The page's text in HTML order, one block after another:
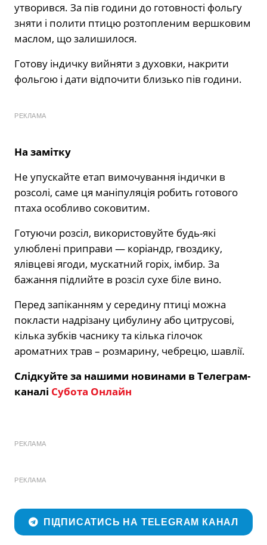
утворився. За пів години до готовності фольгу
зняти і полити птицю розтопленим вершковим
маслом, що залишилося.
Готову індичку вийняти з духовки, накрити
фольгою і дати відпочити близько пів години.
РЕКЛАМА
На замітку
Не упускайте етап вимочування індички в
розсолі, саме ця маніпуляція робить готового
птаха особливо соковитим.
Готуючи розсіл, використовуйте будь-які
улюблені приправи — коріандр, гвоздику,
ялівцеві ягоди, мускатний горіх, імбир. За
бажання підлийте в розсіл сухе біле вино.
Перед запіканням у середину птиці можна
покласти надрізану цибулину або цитрусові,
кілька зубків часнику та кілька гілочок
ароматних трав – розмарину, чебрецю, шавлії.
Слідкуйте за нашими новинами в Телеграм-
каналі Субота Онлайн
РЕКЛАМА
РЕКЛАМА
ПІДПИСАТИСЬ НА TELEGRAM КАНАЛ